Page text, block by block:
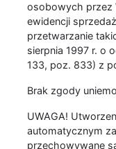
osobowych przez
ewidencji
przetwarzanie
sierpnia 1997 r. o
133, poz. 833) z
Brak zgody
UWAGA!
automatycznym
przechowywane